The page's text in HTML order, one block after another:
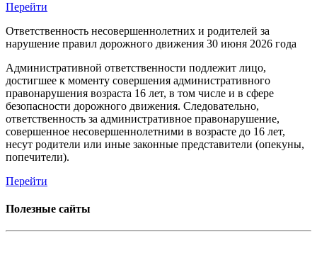
Перейти
Ответственность несовершеннолетних и родителей за
нарушение правил дорожного движения 30 июня 2026 года
Административной ответственности подлежит лицо,
достигшее к моменту совершения административного
правонарушения возраста 16 лет, в том числе и в сфере
безопасности дорожного движения. Следовательно,
ответственность за административное правонарушение,
совершенное несовершеннолетними в возрасте до 16 лет,
несут родители или иные законные представители (опекуны,
попечители).
Перейти
Полезные сайты